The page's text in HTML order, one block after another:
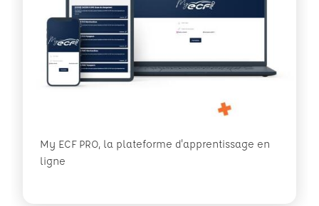
My ECF PRO, la plateforme d'apprentissage en
ligne